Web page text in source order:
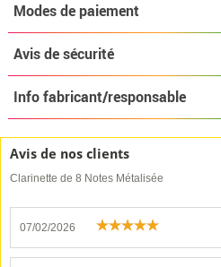
Modes de paiement
Avis de sécurité
Info fabricant/responsable
Avis de nos clients
Clarinette de 8 Notes Métalisée
07/02/2026